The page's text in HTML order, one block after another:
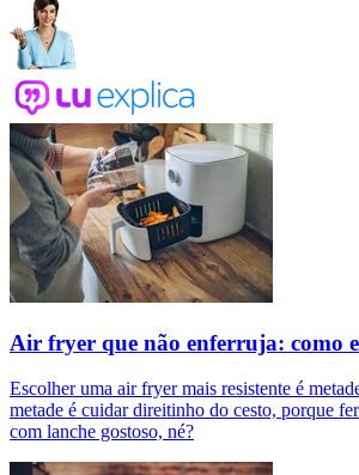
Air fryer que não enferruja: como
Escolher uma air fryer mais resistente é
metade é cuidar direitinho do cesto, porque
com lanche gostoso, né?